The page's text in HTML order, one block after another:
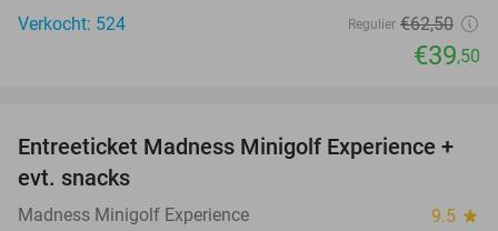
Verkocht: 524
Regulier €62,50
€39,50
36%
Entreeticket Madness Minigolf Experience +
evt. snacks
Madness Minigolf Experience 9.5 star